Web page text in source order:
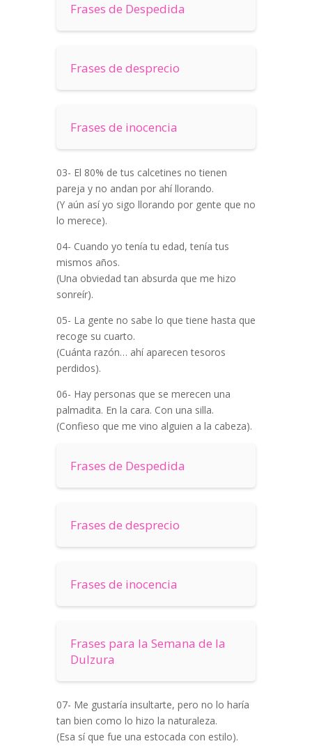
Frases de Despedida
Frases de desprecio
Frases de inocencia
03- El 80% de tus calcetines no tienen
pareja y no andan por ahí llorando.
(Y aún así yo sigo llorando por gente que no
lo merece).
04- Cuando yo tenía tu edad, tenía tus
mismos años.
(Una obviedad tan absurda que me hizo
sonreír).
05- La gente no sabe lo que tiene hasta que
recoge su cuarto.
(Cuánta razón… ahí aparecen tesoros
perdidos).
06- Hay personas que se merecen una
palmadita. En la cara. Con una silla.
(Confieso que me vino alguien a la cabeza).
Frases de Despedida
Frases de desprecio
Frases de inocencia
Frases para la Semana de la
Dulzura
07- Me gustaría insultarte, pero no lo haría
tan bien como lo hizo la naturaleza.
(Esa sí que fue una estocada con estilo).